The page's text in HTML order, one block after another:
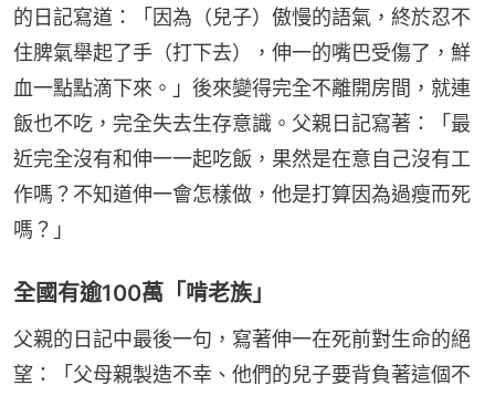
的日記寫道：「因為（兒子）傲慢的語氣，終於忍不
住脾氣舉起了手（打下去），伸一的嘴巴受傷了，鮮
血一點點滴下來。」後來變得完全不離開房間，就連
飯也不吃，完全失去生存意識。父親日記寫著：「最
近完全沒有和伸一一起吃飯，果然是在意自己沒有工
作嗎？不知道伸一會怎樣做，他是打算因為過瘦而死
嗎？」
全國有逾100萬「啃老族」
父親的日記中最後一句，寫著伸一在死前對生命的絕
望：「父母親製造不幸、他們的兒子要背負著這個不